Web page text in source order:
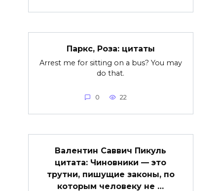
Паркс, Роза: цитаты
Arrest me for sitting on a bus? You may
do that.
0 22
Валентин Саввич Пикуль
цитата: Чиновники — это
трутни, пишущие законы, по
которым человеку не …